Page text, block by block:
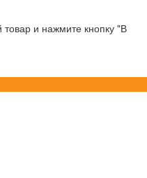
и нажмите кнопку "В